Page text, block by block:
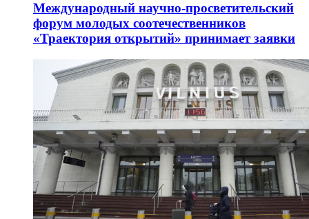
Международный научно-просветительский
форум молодых соотечественников
«Траектория открытий» принимает заявки